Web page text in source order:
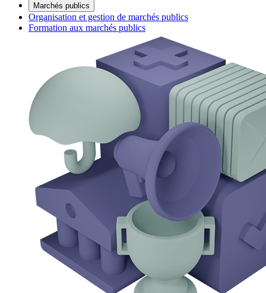
Marchés publics
Organisation et gestion de marchés publics
Formation aux marchés publics